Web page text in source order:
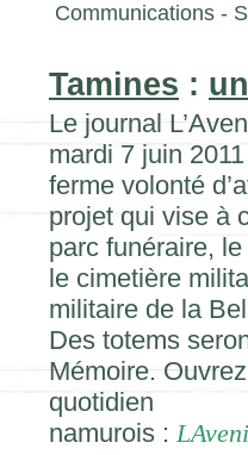
Communications -
Tamines :
Le journal
mardi 7 juin
ferme volonté
projet qui vise à
parc funéraire,
le cimetière
militaire de la
Des totems
Mémoire.
quotidien
namurois :